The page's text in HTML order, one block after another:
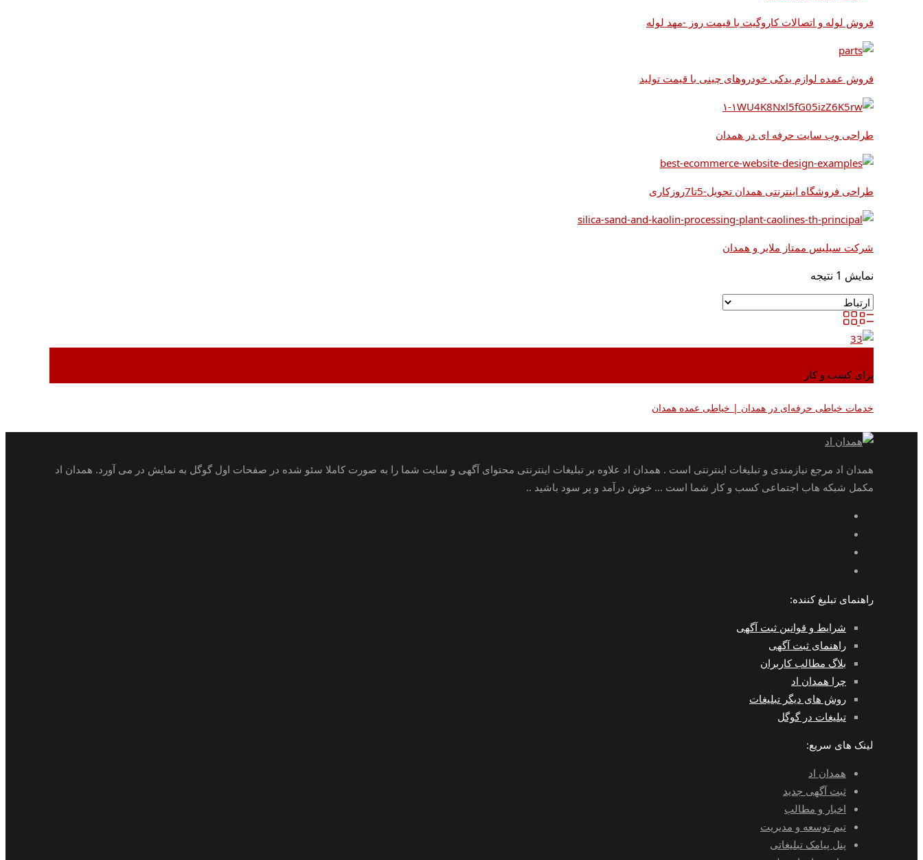
فروش لوله و اتصالات کاروگیت با قیمت روز -مهد لوله
فروش عمده لوازم یدکی خودروهای چینی با قیمت تولید
طراحی وب سایت حرفه ای در همدان
طراحی فروشگاه اینترنتی همدان تحویل-5تا7روزکاری
شرکت سیلیس ممتاز ملایر و همدان
نمایش 1 نتیجه
برای کسب و کار
خدمات خیاطی حرفه‌ای در همدان | خیاطی عمده همدان
همدان اد مرجع نیازمندی و تبلیغات اینترنتی است . همدان اد علاوه بر تبلیغات اینترنتی محتوای آگهی و سایت شما را به صورت کاملا سئو شده در صفحات اول گوگل به نمایش در می آورد. همدان اد
مکمل شبکه هاب اجتماعی کسب و کار شما است ... خوش درآمد و پر سود باشید ..
راهنمای تبلیغ کننده:
شرایط و قوانین ثبت آگهی
راهنمای ثبت آگهی
بلاگ مطالب کاربران
چرا همدان اد
روش های دیگر تبلیغات
تبلیغات در گوگل
لینک های سریع:
همدان اد
ثبت آگهی جدید
اخبار و مطالب
تیم توسعه و مدیریت
پنل پیامک تبلیغاتی